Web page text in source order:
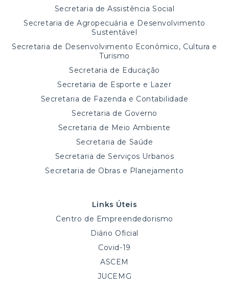
Secretaria de Assistência Social
Secretaria de Agropecuária e Desenvolvimento
Sustentável
Secretaria de Desenvolvimento Econômico, Cultura e
Turismo
Secretaria de Educação
Secretaria de Esporte e Lazer
Secretaria de Fazenda e Contabilidade
Secretaria de Governo
Secretaria de Meio Ambiente
Secretaria de Saúde
Secretaria de Serviços Urbanos
Secretaria de Obras e Planejamento
Links Úteis
Centro de Empreendedorismo
Diário Oficial
Covid-19
ASCEM
JUCEMG